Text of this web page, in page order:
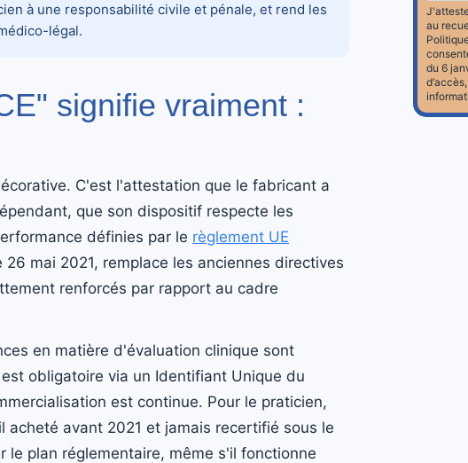
à une responsabilité civile et pénale, et rend les
légal.
signifie vraiment :
C'est l'attestation que le fabricant a
que son dispositif respecte les
définies par le règlement UE
mai 2021, remplace les anciennes directives
renforcés par rapport au cadre
en matière d'évaluation clinique sont
obligatoire via un Identifiant Unique du
est continue. Pour le praticien,
acheté avant 2021 et jamais recertifié sous le
le plan réglementaire, même s'il fonctionne
au
du 6